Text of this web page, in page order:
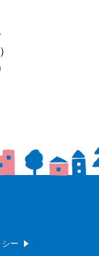
）
シー